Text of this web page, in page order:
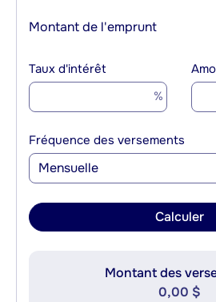
Montant de l'emprunt
Taux d'intérêt
%
Fréquence des versements
Mensuelle
Calculer
Montant des
0,00 $